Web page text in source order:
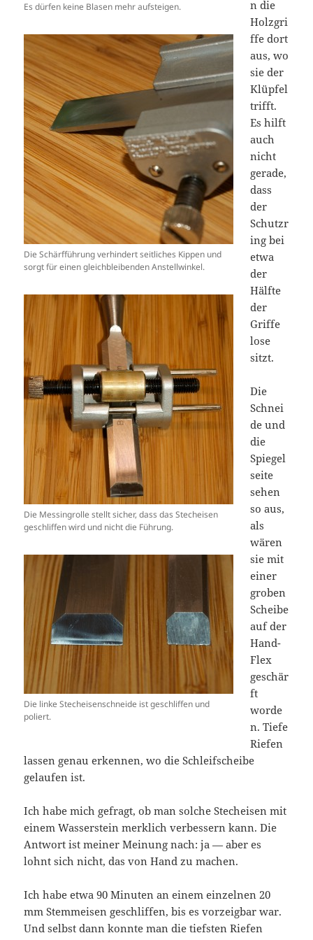
Es dürfen keine Blasen mehr aufsteigen.
Die Schärfführung verhindert seitliches Kippen und
sorgt für einen gleichbleibenden Anstellwinkel.
Die Messingrolle stellt sicher, dass das Stecheisen
geschliffen wird und nicht die Führung.
Die linke Stecheisenschneide ist geschliffen und
poliert.
n die
Holzgri
ffe dort
aus, wo
sie der
Klüpfel
trifft.
Es hilft
auch
nicht
gerade,
dass
der
Schutzr
ing bei
etwa
der
Hälfte
der
Griffe
lose
sitzt.
Die
Schnei
de und
die
Spiegel
seite
sehen
so aus,
als
wären
sie mit
einer
groben
Scheibe
auf der
Hand-
Flex
geschär
ft
worde
n. Tiefe
Riefen
lassen genau erkennen, wo die Schleifscheibe
gelaufen ist.
Ich habe mich gefragt, ob man solche Stecheisen mit
einem Wasserstein merklich verbessern kann. Die
Antwort ist meiner Meinung nach: ja — aber es
lohnt sich nicht, das von Hand zu machen.
Ich habe etwa 90 Minuten an einem einzelnen 20
mm Stemmeisen geschliffen, bis es vorzeigbar war.
Und selbst dann konnte man die tiefsten Riefen